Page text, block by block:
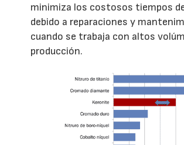
minimiza los costosos tiempos
debido a reparaciones y
cuando se trabaja con altos
producción.